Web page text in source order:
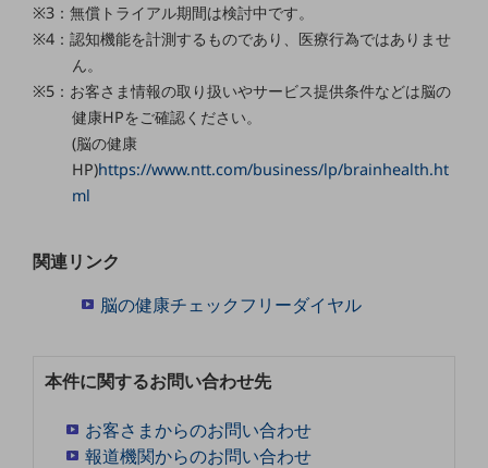
会社案内パンフレット
ニュースルーム
ニュースルームTOP
ニュースリリース
地域からの発表
重要なお知らせ
社外からの評価実績
サステナビリティ
サステナビリティTOP
サステナビリティレポート
※3：無償トライアル期間は検討中です。
※4：認知機能を計測するものであり、医療行為ではありませ
ん。
※5：お客さま情報の取り扱いやサービス提供条件などは脳の
健康HPをご確認ください。
(脳の健康
HP)https://www.ntt.com/business/lp/brainhealth.ht
ml
関連リンク
脳の健康チェックフリーダイヤル
本件に関するお問い合わせ先
お客さまからのお問い合わせ
報道機関からのお問い合わせ